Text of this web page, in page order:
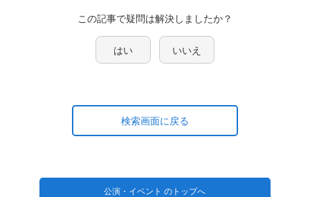
はい いいえ
検索画面に戻る
公演・イベント のトップへ